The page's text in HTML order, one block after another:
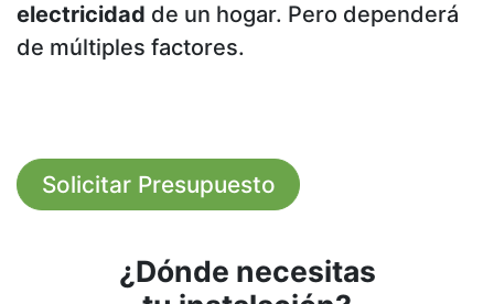
electricidad de un hogar. Pero dependerá
de múltiples factores.
Solicitar Presupuesto
¿Dónde necesitas